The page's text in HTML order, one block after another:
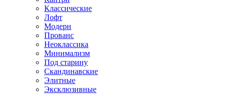
Классические
Лофт
Модерн
Прованс
Неоклассика
Минимализм
Под старину
Скандинавские
Элитные
Эксклюзивные